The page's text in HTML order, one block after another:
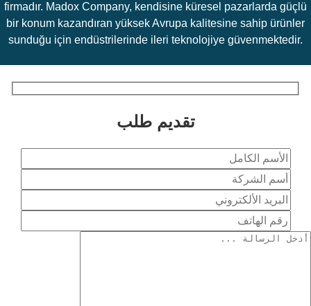
firmadır. Madox Company, kendisine küresel pazarlarda güçlü
bir konum kazandıran yüksek Avrupa kalitesine sahip ürünler
sunduğu için endüstrilerinde ileri teknolojiye güvenmektedir.
تقديم طلب